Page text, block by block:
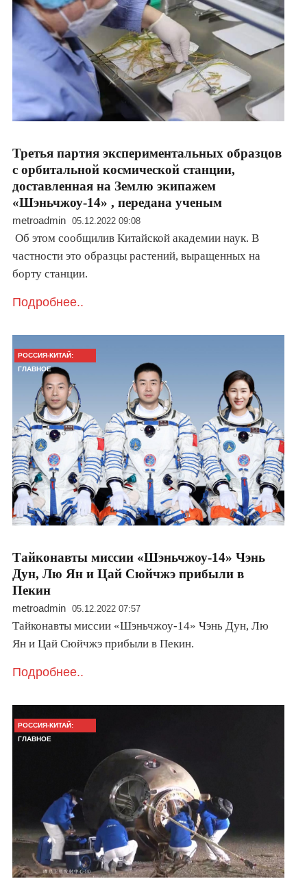
Третья партия экспериментальных образцов
с орбитальной космической станции,
доставленная на Землю экипажем
«Шэньчжоу-14» , передана ученым
metroadmin 05.12.2022 09:08
Об этом сообщилив Китайской академии наук. В
частности это образцы растений, выращенных на
борту станции.
Подробнее..
РОССИЯ-КИТАЙ:
ГЛАВНОЕ
Тайконавты миссии «Шэньчжоу-14» Чэнь
Дун, Лю Ян и Цай Сюйчжэ прибыли в
Пекин
metroadmin 05.12.2022 07:57
Тайконавты миссии «Шэньчжоу-14» Чэнь Дун, Лю
Ян и Цай Сюйчжэ прибыли в Пекин.
Подробнее..
РОССИЯ-КИТАЙ:
ГЛАВНОЕ